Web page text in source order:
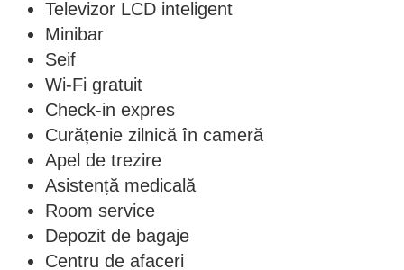
Televizor LCD inteligent
Minibar
Seif
Wi-Fi gratuit
Check-in expres
Curățenie zilnică în cameră
Apel de trezire
Asistență medicală
Room service
Depozit de bagaje
Centru de afaceri